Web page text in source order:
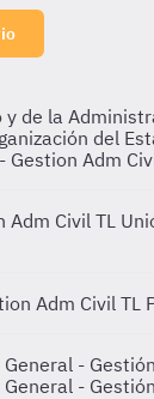
y de la
del
Adm
Adm Civil TL
Adm Civil TL
-
-